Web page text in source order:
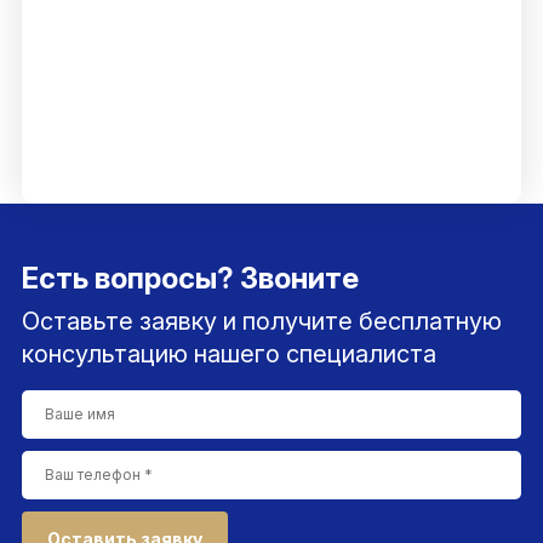
Есть вопросы? Звоните
Оставьте заявку и получите бесплатную
консультацию нашего специалиста
Оставить заявку